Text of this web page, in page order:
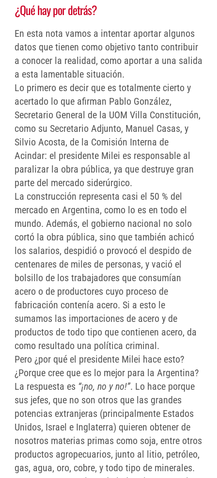
¿Qué hay por detrás?
En esta nota vamos a intentar aportar algunos
datos que tienen como objetivo tanto contribuir
a conocer la realidad, como aportar a una salida
a esta lamentable situación.
Lo primero es decir que es totalmente cierto y
acertado lo que afirman Pablo González,
Secretario General de la UOM Villa Constitución,
como su Secretario Adjunto, Manuel Casas, y
Silvio Acosta, de la Comisión Interna de
Acindar: el presidente Milei es responsable al
paralizar la obra pública, ya que destruye gran
parte del mercado siderúrgico.
La construcción representa casi el 50 % del
mercado en Argentina, como lo es en todo el
mundo. Además, el gobierno nacional no solo
cortó la obra pública, sino que también achicó
los salarios, despidió o provocó el despido de
centenares de miles de personas, y vació el
bolsillo de los trabajadores que consumían
acero o de productores cuyo proceso de
fabricación contenía acero. Si a esto le
sumamos las importaciones de acero y de
productos de todo tipo que contienen acero, da
como resultado una política criminal.
Pero ¿por qué el presidente Milei hace esto?
¿Porque cree que es lo mejor para la Argentina?
La respuesta es “¡no, no y no!”. Lo hace porque
sus jefes, que no son otros que las grandes
potencias extranjeras (principalmente Estados
Unidos, Israel e Inglaterra) quieren obtener de
nosotros materias primas como soja, entre otros
productos agropecuarios, junto al litio, petróleo,
gas, agua, oro, cobre, y todo tipo de minerales.